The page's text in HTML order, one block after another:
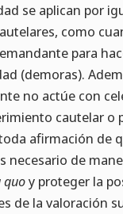
se aplican por
como
para
(demoras).
no actúe con
cautelar o
afirmación de
necesario de
quoy proteger la
de la valoración